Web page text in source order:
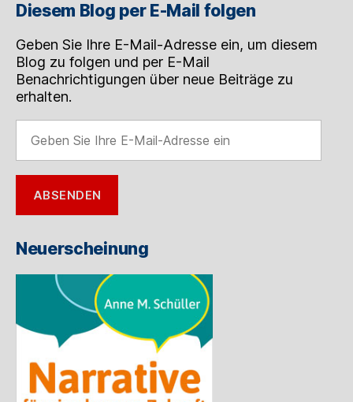
Diesem Blog per E-Mail folgen
Geben Sie Ihre E-Mail-Adresse ein, um diesem
Blog zu folgen und per E-Mail
Benachrichtigungen über neue Beiträge zu
erhalten.
Sie
Ihre
E-
Mail-
Adresse
ABSENDEN
Neuerscheinung